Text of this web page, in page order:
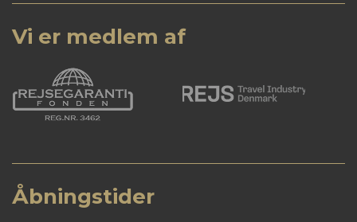
Vi er medlem af
Åbningstider